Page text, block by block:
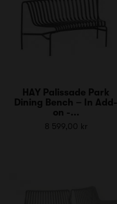
HAY Palissade Park
Dining Bench – In Add-
on -...
8 599,00 kr